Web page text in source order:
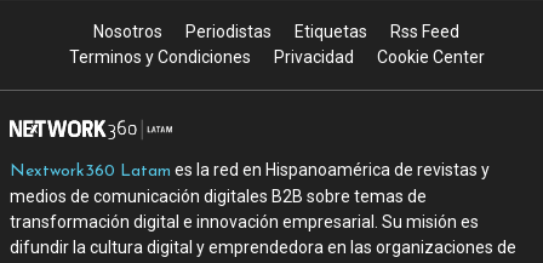
Nosotros Periodistas Etiquetas
Rss Feed
Terminos y Condiciones
Privacidad Cookie Center
Nextwork360 Latam es la red en Hispanoamérica de revistas y
medios de comunicación digitales B2B sobre temas de
transformación digital e innovación empresarial. Su misión es
difundir la cultura digital y emprendedora en las organizaciones de